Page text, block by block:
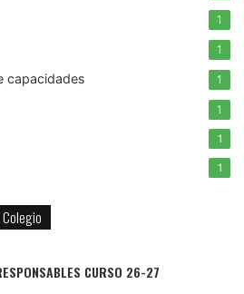
1
1
capacidades 1
1
1
1
CURSO 26-27